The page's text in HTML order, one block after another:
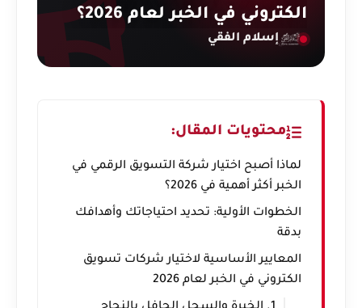
الكتروني في الخبر لعام 2026؟
إسلام الفقي
محتويات المقال:
لماذا أصبح اختيار شركة التسويق الرقمي في
الخبر أكثر أهمية في 2026؟
الخطوات الأولية: تحديد احتياجاتك وأهدافك
بدقة
المعايير الأساسية لاختيار شركات تسويق
الكتروني في الخبر لعام 2026